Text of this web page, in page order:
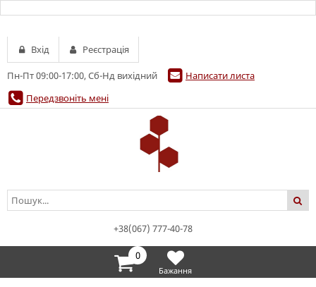
Пн-Пт 09:00-17:00, Сб-Нд вихідний
Написати листа
Передзвоніть мені
Вхід Реєстрація
+38(067) 777-40-78
0
Бажання